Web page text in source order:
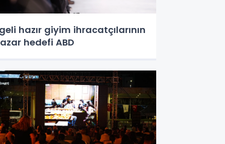
hazır giyim ihracatçılarının
hedefi ABD